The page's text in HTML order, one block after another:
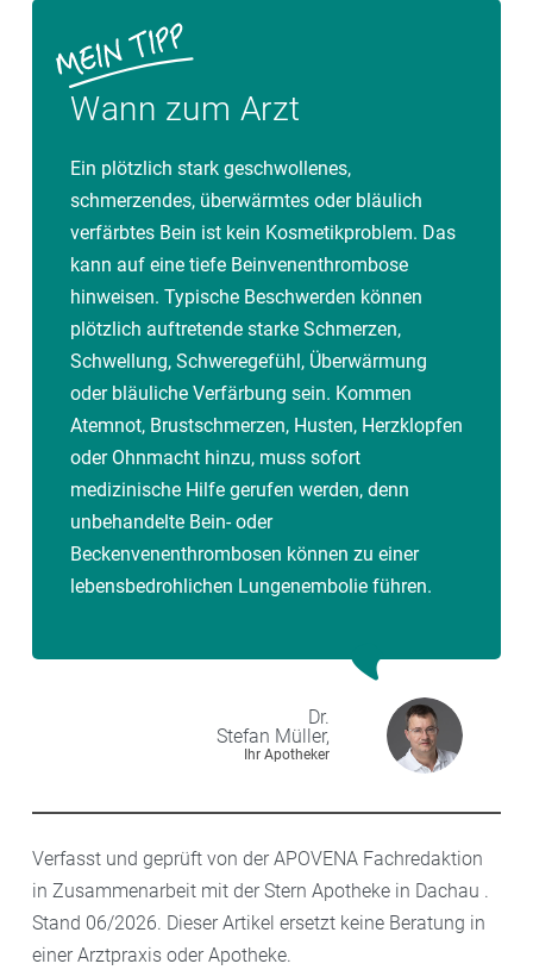
Wann zum Arzt
Ein plötzlich stark geschwollenes,
schmerzendes, überwärmtes oder bläulich
verfärbtes Bein ist kein Kosmetikproblem. Das
kann auf eine tiefe Beinvenenthrombose
hinweisen. Typische Beschwerden können
plötzlich auftretende starke Schmerzen,
Schwellung, Schweregefühl, Überwärmung
oder bläuliche Verfärbung sein. Kommen
Atemnot, Brustschmerzen, Husten, Herzklopfen
oder Ohnmacht hinzu, muss sofort
medizinische Hilfe gerufen werden, denn
unbehandelte Bein- oder
Beckenvenenthrombosen können zu einer
lebensbedrohlichen Lungenembolie führen.
Dr.
Stefan Müller,
Ihr Apotheker
Verfasst und geprüft von der APOVENA Fachredaktion
in Zusammenarbeit mit der Stern Apotheke in Dachau .
Stand 06/2026. Dieser Artikel ersetzt keine Beratung in
einer Arztpraxis oder Apotheke.